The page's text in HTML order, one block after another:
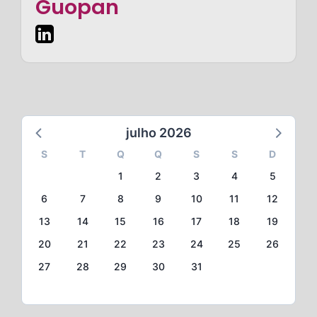
Guopan
julho 2026
S T Q Q S S
D
1
2 3 4
5
6
7 8 9 10 11
12
13
14 15 16 17 18
19
20
21 22 23 24 25
26
27
28 29 30 31